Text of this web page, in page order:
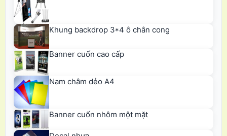
Khung backdrop 3*4 ô chân cong
Banner cuốn cao cấp
Nam châm dẻo A4
Banner cuốn nhôm một mặt